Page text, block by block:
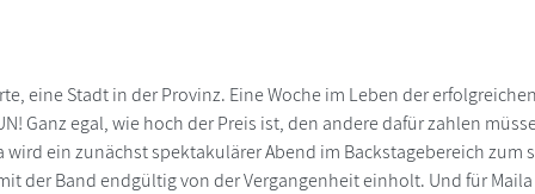
eine Stadt in der Provinz. Eine Woche im Leben der
Ganz egal, wie hoch der Preis ist, den andere dafür zahlen
ein zunächst spektakulärer Abend im Backstagebereich zum
der Band endgültig von der Vergangenheit einholt. Und für